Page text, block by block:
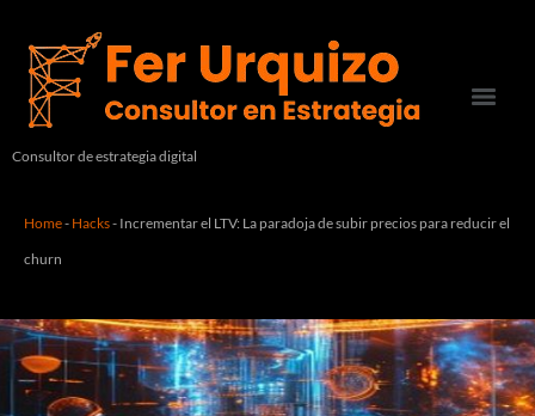
Consultor de estrategia digital
Home- Hacks- Incrementar el LTV: La paradoja de subir precios para reducir el
churn